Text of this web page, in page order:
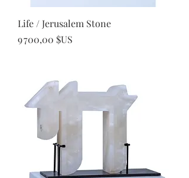
Life / Jerusalem Stone
Prix
9 700,00 $US